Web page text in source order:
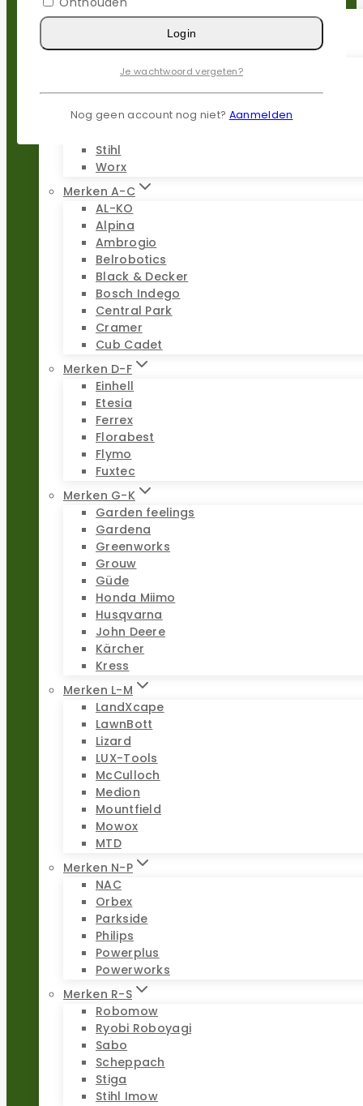
Populaire merken
Gardena
Parkside
Stihl
Worx
Merken A-C
AL-KO
Alpina
Ambrogio
Belrobotics
Black & Decker
Bosch Indego
Central Park
Cramer
Cub Cadet
Merken D-F
Einhell
Etesia
Ferrex
Florabest
Flymo
Fuxtec
Merken G-K
Garden feelings
Gardena
Greenworks
Grouw
Güde
Honda Miimo
Husqvarna
John Deere
Kärcher
Kress
Merken L-M
LandXcape
LawnBott
Lizard
LUX-Tools
McCulloch
Medion
Mountfield
Mowox
MTD
Merken N-P
NAC
Orbex
Parkside
Philips
Powerplus
Powerworks
Merken R-S
Robomow
Ryobi Roboyagi
Sabo
Scheppach
Stiga
Stihl Imow
Login
Je wachtwoord vergeten?
Nog geen account nog niet? Aanmelden